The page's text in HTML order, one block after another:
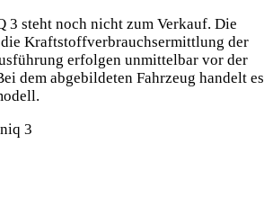
3 steht noch nicht zum Verkauf. Die
Kraftstoffverbrauchsermittlung der
erfolgen unmittelbar vor der
dem abgebildeten Fahrzeug handelt es